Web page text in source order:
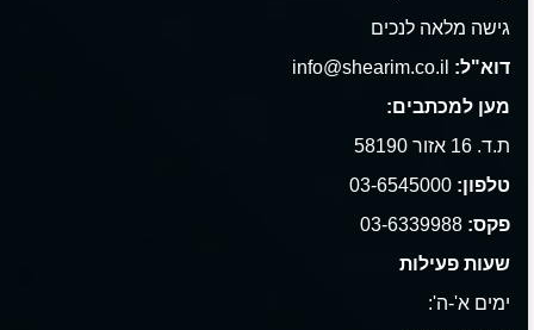
גישה מלאה לנכים
דוא"ל:
מען למכתבים:
ת.ד. 16 אזור 58190
טלפון:
פקס:
שעות פעילות
ימים א'-ה':